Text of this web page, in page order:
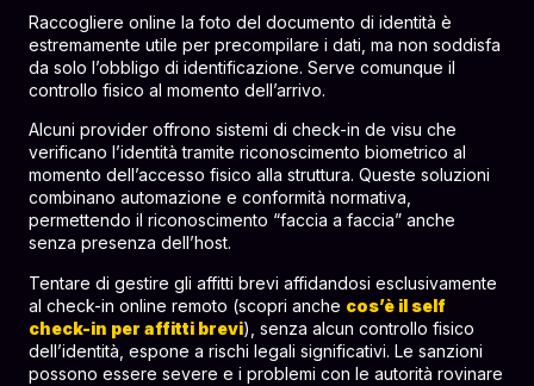
Raccogliere online la foto del documento di identità è
estremamente utile per precompilare i dati, ma non soddisfa
da solo l’obbligo di identificazione. Serve comunque il
controllo fisico al momento dell’arrivo.
Alcuni provider offrono sistemi di check-in de visu che
verificano l’identità tramite riconoscimento biometrico al
momento dell’accesso fisico alla struttura. Queste soluzioni
combinano automazione e conformità normativa,
permettendo il riconoscimento “faccia a faccia” anche
senza presenza dell’host.
Tentare di gestire gli affitti brevi affidandosi esclusivamente
al check-in online remoto (scopri anche cos’è il self
check-in per affitti brevi), senza alcun controllo fisico
dell’identità, espone a rischi legali significativi. Le sanzioni
possono essere severe e i problemi con le autorità rovinare